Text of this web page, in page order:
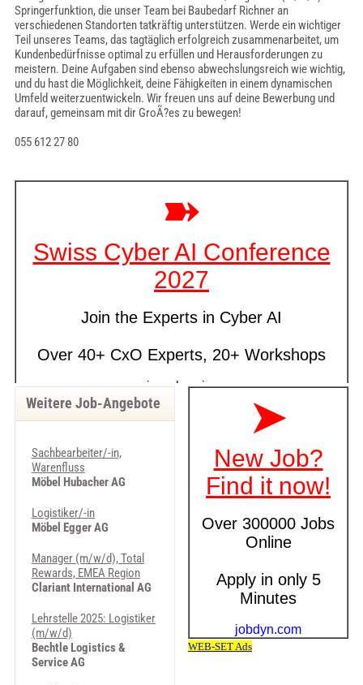
Springerfunktion, die unser Team bei Baubedarf Richner an
verschiedenen Standorten tatkräftig unterstützen. Werde ein wichtiger
Teil unseres Teams, das tagtäglich erfolgreich zusammenarbeitet, um
Kundenbedürfnisse optimal zu erfüllen und Herausforderungen zu
meistern. Deine Aufgaben sind ebenso abwechslungsreich wie wichtig,
und du hast die Möglichkeit, deine Fähigkeiten in einem dynamischen
Umfeld weiterzuentwickeln. Wir freuen uns auf deine Bewerbung und
darauf, gemeinsam mit dir GroÃ?es zu bewegen!
055 612 27 80
Weitere Job-Angebote
Sachbearbeiter/-in,
Warenfluss
Möbel Hubacher AG
Logistiker/-in
Möbel Egger AG
Manager (m/w/d), Total
Rewards, EMEA Region
Clariant International AG
Lehrstelle 2025: Logistiker
(m/w/d)
Bechtle Logistics &
Service AG